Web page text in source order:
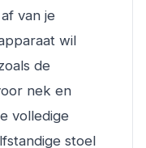
van je
wil
de
nek en
volledige
stoel